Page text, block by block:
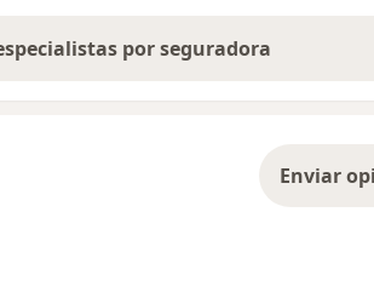
por seguradora
Enviar